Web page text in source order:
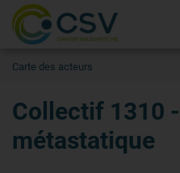
Carte des acteurs
Collectif 1310
métastatique